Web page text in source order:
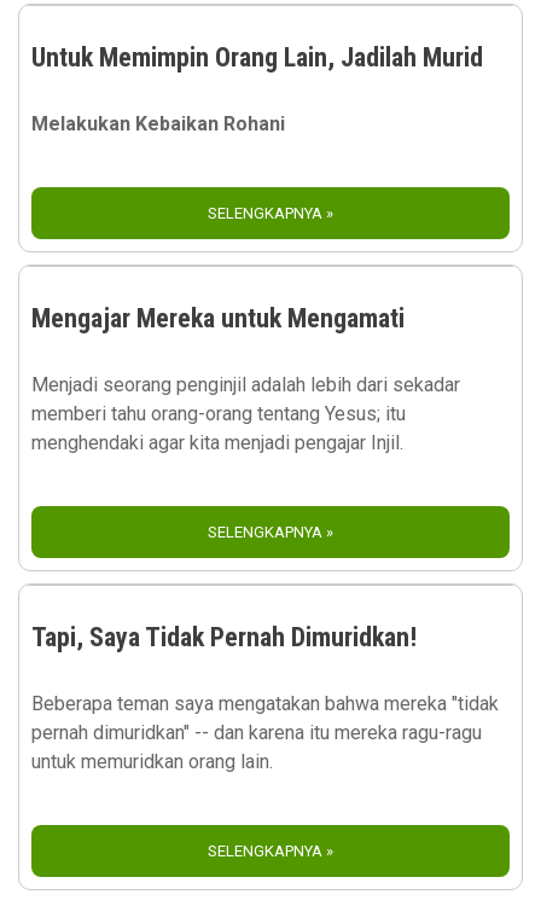
Untuk Memimpin Orang Lain, Jadilah Murid
Melakukan Kebaikan Rohani
SELENGKAPNYA »
Mengajar Mereka untuk Mengamati
Menjadi seorang penginjil adalah lebih dari sekadar
memberi tahu orang-orang tentang Yesus; itu
menghendaki agar kita menjadi pengajar Injil.
SELENGKAPNYA »
Tapi, Saya Tidak Pernah Dimuridkan!
Beberapa teman saya mengatakan bahwa mereka "tidak
pernah dimuridkan" -- dan karena itu mereka ragu-ragu
untuk memuridkan orang lain.
SELENGKAPNYA »